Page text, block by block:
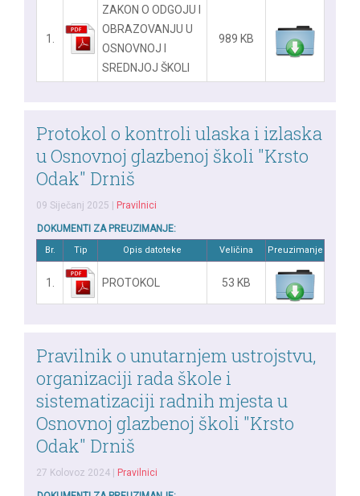
1.
ZAKON O ODGOJU I
OBRAZOVANJU U
OSNOVNOJ I
SREDNJOJ ŠKOLI
989 KB
Protokol o kontroli ulaska i izlaska
u Osnovnoj glazbenoj školi "Krsto
Odak" Drniš
09 Siječanj 2025 Pravilnici
DOKUMENTI ZA PREUZIMANJE:
Br. Tip Opis datoteke Veličina Preuzimanje
1. PROTOKOL 53 KB
Pravilnik o unutarnjem ustrojstvu,
organizaciji rada škole i
sistematizaciji radnih mjesta u
Osnovnoj glazbenoj školi "Krsto
Odak" Drniš
27 Kolovoz 2024 Pravilnici